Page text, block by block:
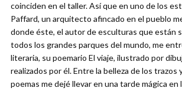
coinciden en el taller. Así que en uno de los
Paffard, un arquitecto afincado en el pueblo
donde éste, el autor de esculturas que están
todos los grandes parques del mundo, me
literaria, su poemario El viaje, ilustrado por
realizados por él. Entre la belleza de los trazos
poemas me dejé llevar en una tarde mágica en